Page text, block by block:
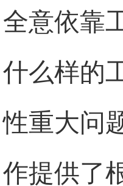
全意依靠
什么样的
性重大问
作提供了